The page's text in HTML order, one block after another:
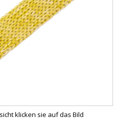
klicken sie auf das Bild